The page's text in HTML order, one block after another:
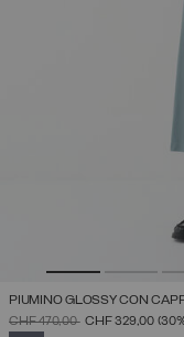
PIUMINO GLOSSY CON
PREZZO RIDOTTO DA
CHF 470,00ACHF 329,00